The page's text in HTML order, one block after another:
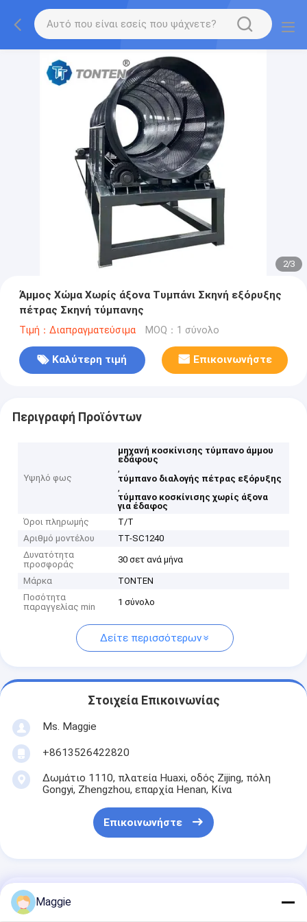
2/3
Άμμος Χώμα Χωρίς άξονα Τυμπάνι Σκηνή εξόρυξης
πέτρας Σκηνή τύμπανης
Τιμή：Διαπραγματεύσιμα MOQ：1 σύνολο
Καλύτερη τιμή Επικοινωνήστε
Περιγραφή Προϊόντων
Υψηλό φως
μηχανή κοσκίνισης τύμπανο άμμου
εδάφους
,
τύμπανο διαλογής πέτρας εξόρυξης
,
τύμπανο κοσκίνισης χωρίς άξονα
για έδαφος
Όροι πληρωμής
Τ/Τ
Αριθμό μοντέλου
ΤΤ-SC1240
Δυνατότητα
προσφοράς
30 σετ ανά μήνα
Μάρκα
TONTEN
Ποσότητα
παραγγελίας min
1 σύνολο
Δείτε περισσότερων
Στοιχεία Επικοινωνίας
Ms. Maggie
+8613526422820
Δωμάτιο 1110, πλατεία Huaxi, οδός Zijing, πόλη
Gongyi, Zhengzhou, επαρχία Henan, Κίνα
Επικοινωνήστε
Αποκτήστε Την Καλύτερη Τιμή Για
Maggie